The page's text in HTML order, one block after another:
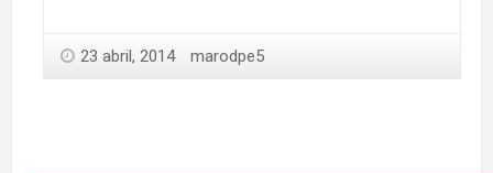
23 abril, 2014 marodpe5